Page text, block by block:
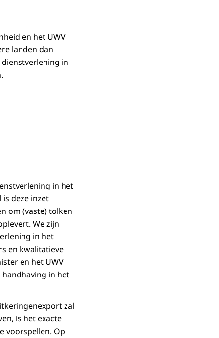
en het UWV
landen dan
in
in het
deze inzet
om (vaste) tolken
We zijn
in het
en kwalitatieve
en het UWV
handhaving in het
zal
is het exacte
voorspellen. Op